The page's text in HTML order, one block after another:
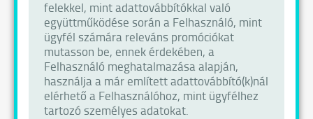
felekkel, mint adattovábbítókkal való
együttműködése során a Felhasználó, mint
ügyfél számára releváns promóciókat
mutasson be, ennek érdekében, a
Felhasználó meghatalmazása alapján,
használja a már említett adattovábbító(k)nál
elérhető a Felhasználóhoz, mint ügyfélhez
tartozó személyes adatokat.